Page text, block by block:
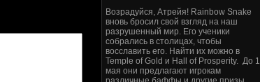
Возрадуйся, Атрейя! Rainbow Snake
вновь бросил свой взгляд на наш
разрушенный мир. Его ученики
собрались в столицах, чтобы
восславить его. Найти их можно в
Temple of Gold и Hall of Prosperity. До 1
мая они предлагают игрокам